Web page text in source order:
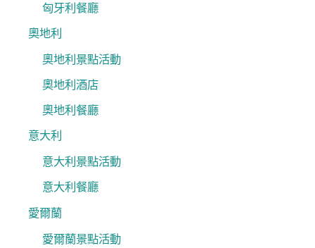
匈牙利餐廳
奧地利
奧地利景點活動
奧地利酒店
奧地利餐廳
意大利
意大利景點活動
意大利餐廳
愛爾蘭
愛爾蘭景點活動